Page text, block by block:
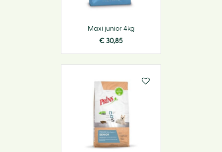
Maxi junior 4kg
€ 30,85